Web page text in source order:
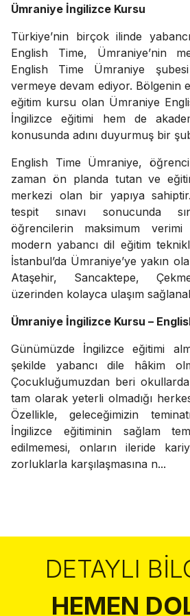
Ümraniye İngilizce Kursu
Türkiye’nin birçok ilinde
English Time, Ümraniye’nin
English Time Ümraniye
vermeye devam ediyor. Bölgenin
eğitim kursu olan Ümraniye
İngilizce eğitimi hem de
konusunda adını duyurmuş bir
English Time Ümraniye,
zaman ön planda tutan ve
merkezi olan bir yapıya
tespit sınavı sonucunda
öğrencilerin maksimum
modern yabancı dil eğitim
İstanbul’da Ümraniye’ye yakın
Ataşehir, Sancaktepe,
üzerinden kolayca ulaşım
Ümraniye İngilizce Kursu –
Günümüzde İngilizce eğitimi
şekilde yabancı dile hâkim
Çocukluğumuzdan beri
tam olarak yeterli olmadığı
Özellikle, geleceğimizin
İngilizce eğitiminin sağlam
edilmemesi, onların ileride
zorluklarla karşılaşmasına n...
DETAYLI
HEMEN